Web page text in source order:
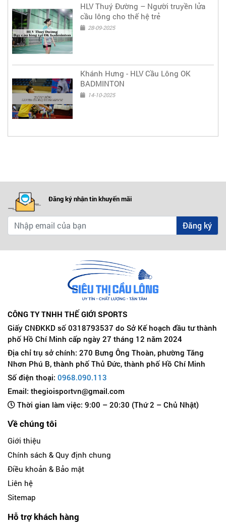
HLV Thuý Đường – Người truyền lửa
cầu lông cho thế hệ trẻ
28-09-2025
Khánh Hưng - HLV Cầu Lông OK
BADMINTON
14-10-2025
Đăng ký nhận tin khuyến mãi
Đăng ký
CÔNG TY TNHH THẾ GIỚI SPORTS
Giấy CNĐKKD số 0318793537 do Sở Kế hoạch đầu tư thành
phố Hồ Chí Minh cấp ngày 27 tháng 12 năm 2024
Địa chỉ trụ sở chính: 270 Bưng Ông Thoàn, phường Tăng
Nhơn Phú B, thành phố Thủ Đức, thành phố Hồ Chí Minh
Số điện thoại: 0968.090.113
Email: thegioisportvn@gmail.com
Thời gian làm việc: 9:00 – 20:30 (Thứ 2 – Chủ Nhật)
Về chúng tôi
Giới thiệu
Chính sách & Quy định chung
Điều khoản & Bảo mật
Liên hệ
Sitemap
Hỗ trợ khách hàng